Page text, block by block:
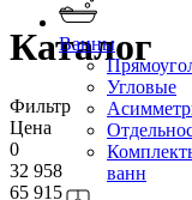
Ванны
Угловые
ванн
Каталог
Фильтр
Цена
0
32 958
65 915